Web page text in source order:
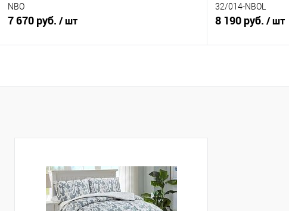
NBO
7 670 руб. / шт
32/014-NBOL
8 190 руб. / шт